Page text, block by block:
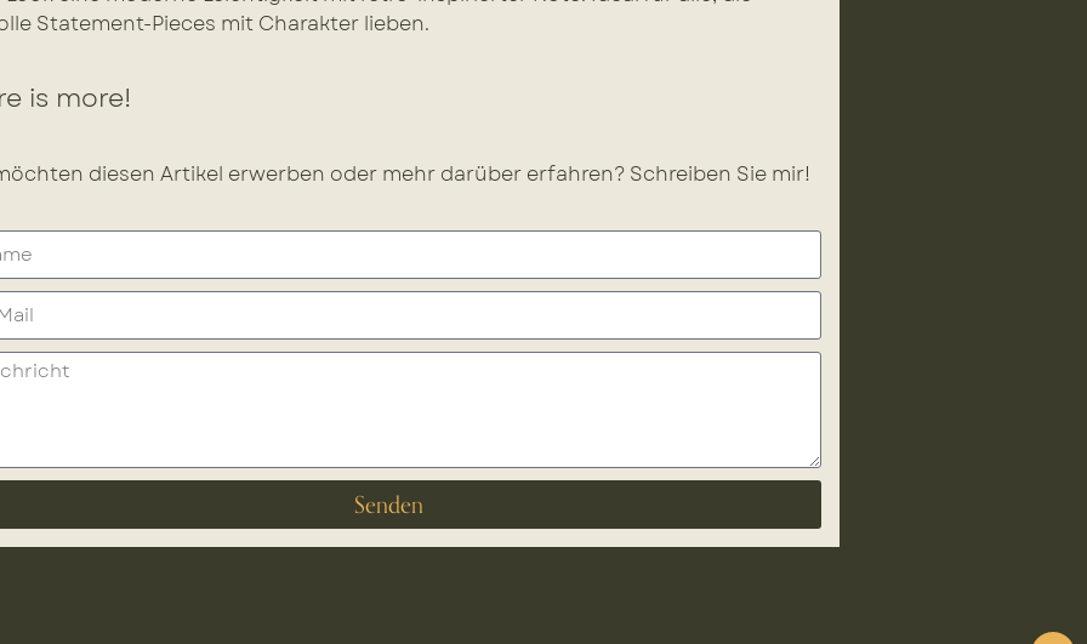
Statement-Pieces mit Charakter lieben.
is more!
diesen Artikel erwerben oder mehr darüber erfahren? Schreiben Sie mir!
Senden